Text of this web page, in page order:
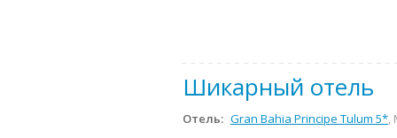
Шикарный отель
Отель: Gran Bahia Principe Tulum 5*,